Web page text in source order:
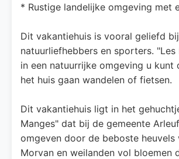
* Rustige landelijke omgeving met
Dit vakantiehuis is vooral geliefd bij
natuurliefhebbers en sporters. "Les
in een natuurrijke omgeving u kunt
het huis gaan wandelen of fietsen.
Dit vakantiehuis ligt in het
Manges" dat bij de gemeente
omgeven door de beboste heuvels
Morvan en weilanden vol bloemen